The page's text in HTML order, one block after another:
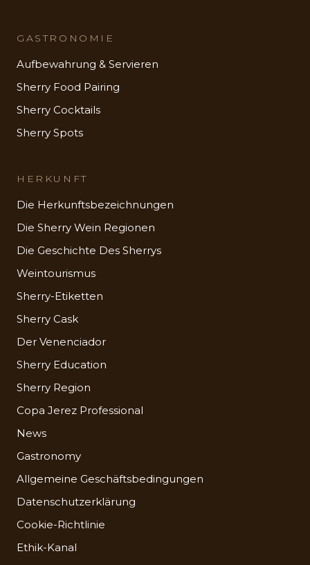
GASTRONOMIE
Aufbewahrung & Servieren
Sherry Food Pairing
Sherry Cocktails
Sherry Spots
HERKUNFT
Die Herkunftsbezeichnungen
Die Sherry Wein Regionen
Die Geschichte Des Sherrys
Weintourismus
Sherry-Etiketten
Sherry Cask
Der Venenciador
Sherry Education
Sherry Region
Copa Jerez Professional
News
Gastronomy
Allgemeine Geschäftsbedingungen
Datenschutzerklärung
Cookie-Richtlinie
Ethik-Kanal